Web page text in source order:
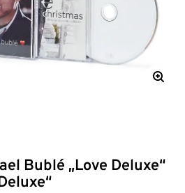
Bublé „Love Deluxe“